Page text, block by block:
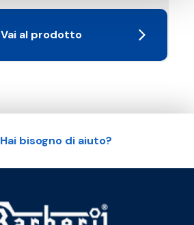
Vai al prodotto
Hai bisogno di aiuto?